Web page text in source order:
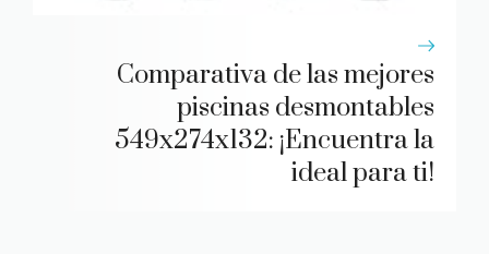
Comparativa de las mejores
piscinas desmontables
549x274x132: ¡Encuentra la
ideal para ti!